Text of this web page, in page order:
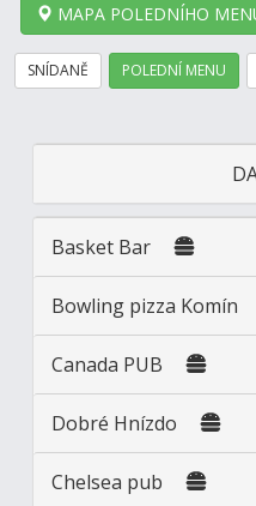
MAPA POLEDNÍHO
SNÍDANĚ POLEDNÍ MENU
Basket Bar
Bowling pizza Komín
Canada PUB
Dobré Hnízdo
Chelsea pub